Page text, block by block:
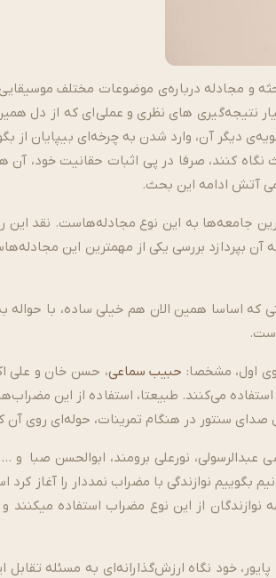
مجادله درباره­‌ی موضوعات مختلف موسیقایی
دیگر آن، وارد شدن به چرخه‌­ای بی­پایان از
کنند، صرفا در پی اثبات حقانیت خود،
آتش ادامه این بحث.
جامعه­‌ها به این نوع مجادله­‌هاست. نقد این
بررسی یکی از مهم­ترین این
اساسا همین الان هم خیلی ساده، با حواله
اول، مشخصا: حبیب سماعی، حسن خان و علی
می­‌کنند. طبیعتا، استفاده از این
صدای سنتور در هنگام تمرینات، حوله‌­ای روی
نورعلی برومند، ابوالحسن صبا و
نوازندگی با مضراب­ نمددار را آغاز کرد
از این نوع مضراب استفاده می­کنند
خود نگاه ارزش‌گذارانه‌ای به مسئله